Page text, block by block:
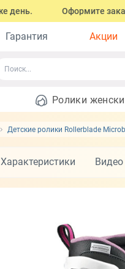
Оформите заказ до
Гарантия Акции
Ролики
Детские ролики Rollerblade
Характеристики